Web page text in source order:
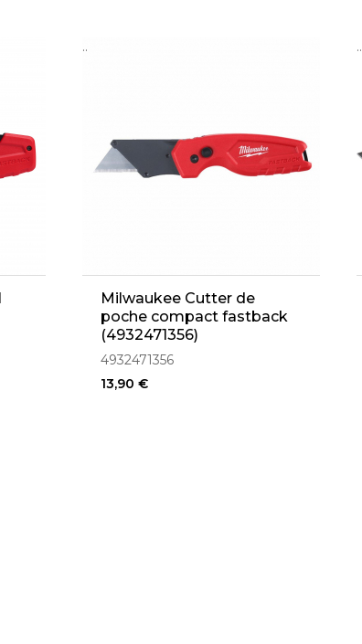
..
Milwaukee Cutter de
poche compact fastback
(4932471356)
4932471356
13,90 €
..